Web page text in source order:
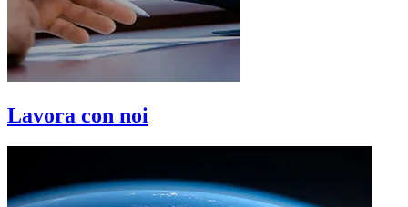
Lavora con noi